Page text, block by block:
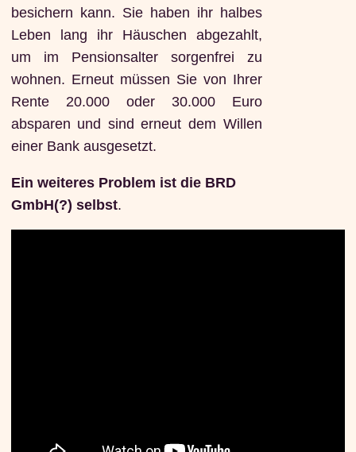
besichern kann. Sie haben ihr halbes
Leben lang ihr Häuschen abgezahlt,
um im Pensionsalter sorgenfrei zu
wohnen. Erneut müssen Sie von Ihrer
Rente 20.000 oder 30.000 Euro
absparen und sind erneut dem Willen
einer Bank ausgesetzt.
Ein weiteres Problem ist die BRD
GmbH(?) selbst.